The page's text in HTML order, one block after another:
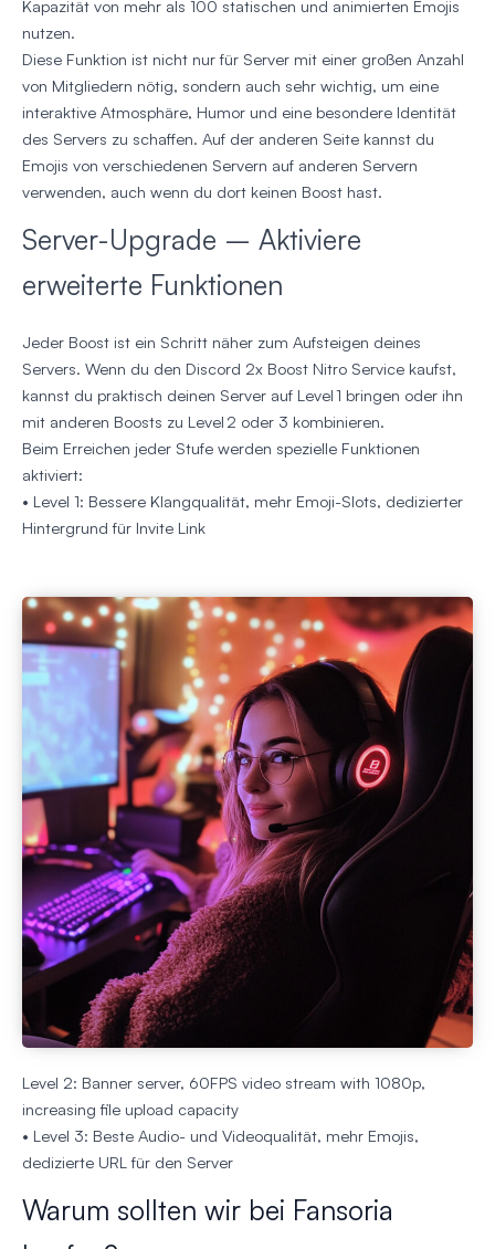
Kapazität von mehr als 100 statischen und animierten Emojis
nutzen.
Diese Funktion ist nicht nur für Server mit einer großen Anzahl
von Mitgliedern nötig, sondern auch sehr wichtig, um eine
interaktive Atmosphäre, Humor und eine besondere Identität
des Servers zu schaffen. Auf der anderen Seite kannst du
Emojis von verschiedenen Servern auf anderen Servern
verwenden, auch wenn du dort keinen Boost hast.
Server-Upgrade – Aktiviere
erweiterte Funktionen
Jeder Boost ist ein Schritt näher zum Aufsteigen deines
Servers. Wenn du den Discord 2x Boost Nitro Service kaufst,
kannst du praktisch deinen Server auf Level 1 bringen oder ihn
mit anderen Boosts zu Level 2 oder 3 kombinieren.
Beim Erreichen jeder Stufe werden spezielle Funktionen
aktiviert:
• Level 1: Bessere Klangqualität, mehr Emoji-Slots, dedizierter
Hintergrund für Invite Link
Level 2: Banner server, 60FPS video stream with 1080p,
increasing file upload capacity
• Level 3: Beste Audio- und Videoqualität, mehr Emojis,
dedizierte URL für den Server
Warum sollten wir bei Fansoria